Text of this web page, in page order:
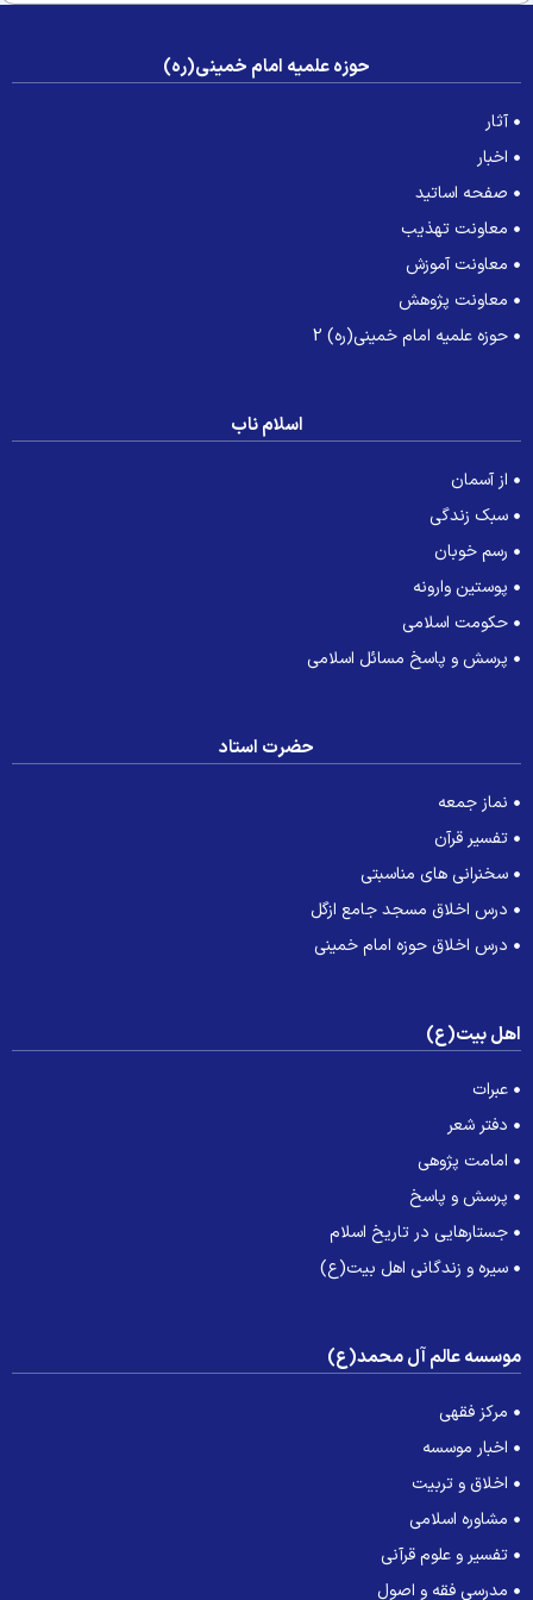
حوزه علمیه امام خمینی(ره)
آثار
اخبار
صفحه اساتید
معاونت تهذیب
معاونت آموزش
معاونت پژوهش
حوزه علمیه امام خمینی(ره) 2
اسلام ناب
از آسمان
سبک زندگی
رسم خوبان
پوستین وارونه
حکومت اسلامی
پرسش و پاسخ مسائل اسلامی
حضرت استاد
نماز جمعه
تفسیر قرآن
سخنرانی های مناسبتی
درس اخلاق مسجد جامع ازگل
درس اخلاق حوزه امام خمینی
بیت(ع)
عبرات
دفتر شعر
امامت پژوهی
پرسش و پاسخ
جستارهایی در تاریخ اسلام
سیره و زندگانی اهل بیت(ع)
عالم آل محمد(ع)
مرکز فقهی
اخبار موسسه
اخلاق و تربیت
مشاوره اسلامی
تفسیر و علوم قرآنی
مدرسی فقه و اصول